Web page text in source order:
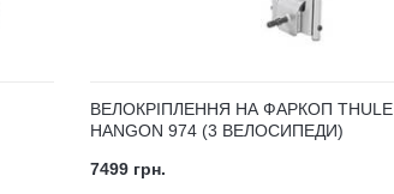
ВЕЛОКРІПЛЕННЯ НА ФАРКОП THULE
HANGON 974 (3 ВЕЛОСИПЕДИ)
7499 грн.